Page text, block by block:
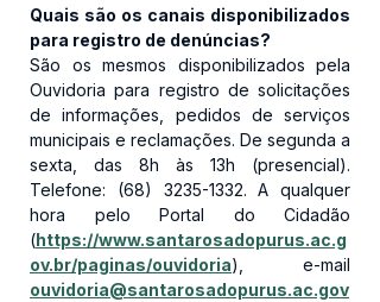
Quais são os canais disponibilizados
para registro de denúncias?
São os mesmos disponibilizados pela
Ouvidoria para registro de solicitações
de informações, pedidos de serviços
municipais e reclamações. De segunda a
sexta, das 8h às 13h (presencial).
Telefone: (68) 3235-1332. A qualquer
hora pelo Portal do Cidadão
(https://www.santarosadopurus.ac.g
ov.br/paginas/ouvidoria
ouvidoria@santarosadopurus.ac.gov